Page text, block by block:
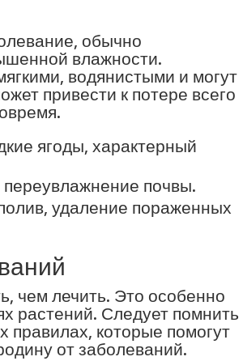
обычно
влажности.
водянистыми и могут
привести к потере всего
ягоды, характерный
почвы.
удаление пораженных
чем лечить. Это особенно
растений. Следует помнить
правилах, которые помогут
от заболеваний.